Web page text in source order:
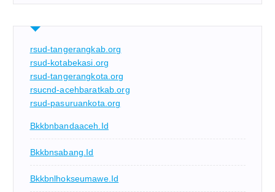
rsud-tangerangkab.org
rsud-kotabekasi.org
rsud-tangerangkota.org
rsucnd-acehbaratkab.org
rsud-pasuruankota.org
Bkkbnbandaaceh.id
Bkkbnsabang.id
Bkkbnlhokseumawe.id